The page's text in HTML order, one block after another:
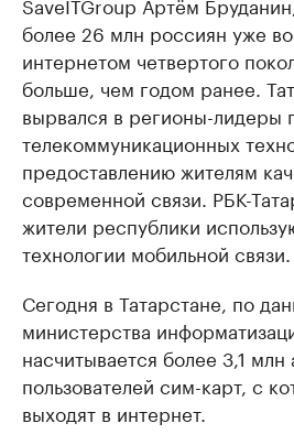
более 26 млн россиян уже
интернетом четвертого
больше, чем годом ранее.
вырвался в регионы-лидеры
телекоммуникационных
предоставлению жителям
современной связи. РБК-
жители республики
технологии мобильной связи.
Сегодня в Татарстане, по
министерства
насчитывается более 3,1 млн
пользователей сим-карт, с
выходят в интернет.